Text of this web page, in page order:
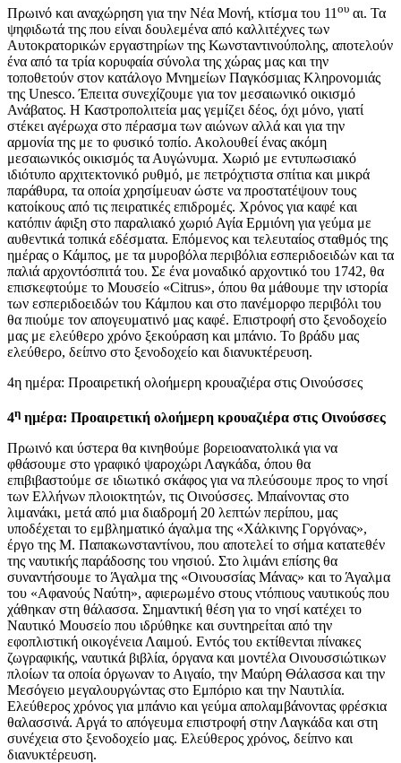
Πρωινό και αναχώρηση για την Νέα Μονή, κτίσμα του 11 ου αι. Τα
ψηφιδωτά της που είναι δουλεμένα από καλλιτέχνες των
Αυτοκρατορικών εργαστηρίων της Κωνσταντινούπολης, αποτελούν
ένα από τα τρία κορυφαία σύνολα της χώρας μας και την
τοποθετούν στον κατάλογο Μνημείων Παγκόσμιας Κληρονομιάς
της Unesco. Έπειτα συνεχίζουμε για τον μεσαιωνικό οικισμό
Ανάβατος. Η Καστροπολιτεία μας γεμίζει δέος, όχι μόνο, γιατί
στέκει αγέρωχα στο πέρασμα των αιώνων αλλά και για την
αρμονία της με το φυσικό τοπίο. Ακολουθεί ένας ακόμη
μεσαιωνικός οικισμός τα Αυγώνυμα. Χωριό με εντυπωσιακό
ιδιότυπο αρχιτεκτονικό ρυθμό, με πετρόχτιστα σπίτια και μικρά
παράθυρα, τα οποία χρησίμευαν ώστε να προστατέψουν τους
κατοίκους από τις πειρατικές επιδρομές. Χρόνος για καφέ και
κατόπιν άφιξη στο παραλιακό χωριό Αγία Ερμιόνη για γεύμα με
αυθεντικά τοπικά εδέσματα. Επόμενος και τελευταίος σταθμός της
ημέρας ο Κάμπος, με τα μυροβόλα περιβόλια εσπεριδοειδών και τα
παλιά αρχοντόσπιτά του. Σε ένα μοναδικό αρχοντικό του 1742, θα
επισκεφτούμε το Μουσείο «Citrus», όπου θα μάθουμε την ιστορία
των εσπεριδοειδών του Κάμπου και στο πανέμορφο περιβόλι του
θα πιούμε τον απογευματινό μας καφέ. Επιστροφή στο ξενοδοχείο
μας με ελεύθερο χρόνο ξεκούραση και μπάνιο. Το βράδυ μας
ελεύθερο, δείπνο στο ξενοδοχείο και διανυκτέρευση.
4η ημέρα: Προαιρετική ολοήμερη κρουαζιέρα στις Οινούσσες
4η ημέρα: Προαιρετική ολοήμερη κρουαζιέρα στις Οινούσσες
Πρωινό και ύστερα θα κινηθούμε βορειοανατολικά για να
φθάσουμε στο γραφικό ψαροχώρι Λαγκάδα, όπου θα
επιβιβαστούμε σε ιδιωτικό σκάφος για να πλεύσουμε προς το νησί
των Ελλήνων πλοιοκτητών, τις Οινούσσες. Μπαίνοντας στο
λιμανάκι, μετά από μια διαδρομή 20 λεπτών περίπου, μας
υποδέχεται το εμβληματικό άγαλμα της «Χάλκινης Γοργόνας»,
έργο της Μ. Παπακωνσταντίνου, που αποτελεί το σήμα κατατεθέν
της ναυτικής παράδοσης του νησιού. Στο λιμάνι επίσης θα
συναντήσουμε το Άγαλμα της «Οινουσσίας Μάνας» και το Άγαλμα
του «Αφανούς Ναύτη», αφιερωμένο στους ντόπιους ναυτικούς που
χάθηκαν στη θάλασσα. Σημαντική θέση για το νησί κατέχει το
Ναυτικό Μουσείο που ιδρύθηκε και συντηρείται από την
εφοπλιστική οικογένεια Λαιμού. Εντός του εκτίθενται πίνακες
ζωγραφικής, ναυτικά βιβλία, όργανα και μοντέλα Οινουσσιώτικων
πλοίων τα οποία όργωναν το Αιγαίο, την Μαύρη Θάλασσα και την
Μεσόγειο μεγαλουργώντας στο Εμπόριο και την Ναυτιλία.
Ελεύθερος χρόνος για μπάνιο και γεύμα απολαμβάνοντας φρέσκια
θαλασσινά. Αργά το απόγευμα επιστροφή στην Λαγκάδα και στη
συνέχεια στο ξενοδοχείο μας. Ελεύθερος χρόνος, δείπνο και
διανυκτέρευση.